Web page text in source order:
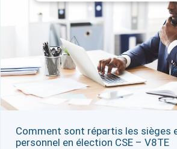
Comment sont répartis les sièges
personnel en élection CSE – V8TE